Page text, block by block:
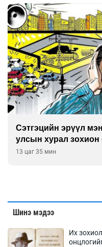
Сэтгэцийн эрүүл
улсын хурал зохион
13 цаг 35 мин
Шинэ мэдээ
Их